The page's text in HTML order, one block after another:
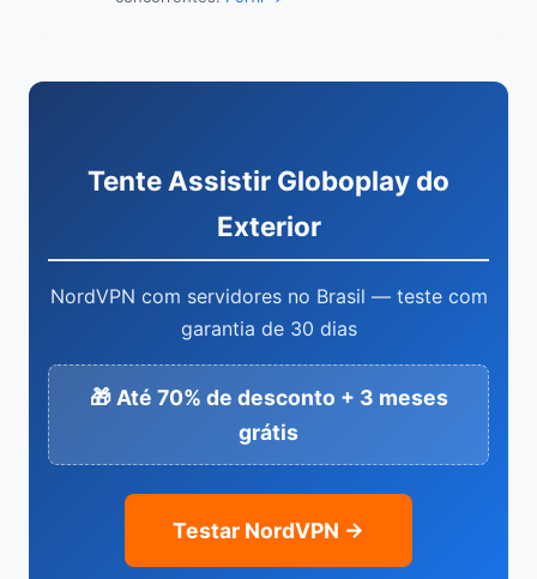
Tente Assistir Globoplay do
Exterior
NordVPN com servidores no Brasil — teste com
garantia de 30 dias
🎁 Até 70% de desconto + 3 meses
grátis
Testar NordVPN →